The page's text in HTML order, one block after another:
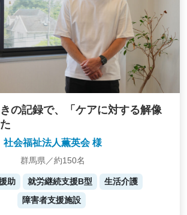
の記録で、「ケアに対する解像
社会福祉法人薫英会 様
群馬県／約150名
助 就労継続支援B型
生活介護
障害者支援施設